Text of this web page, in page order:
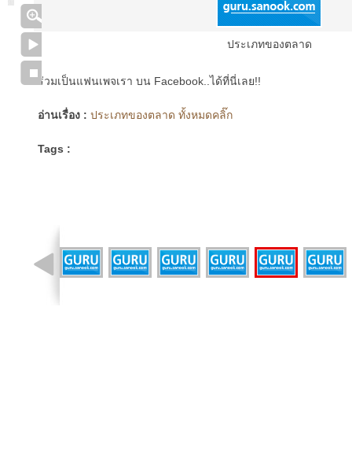
ประเภทของตลาด
ร่วมเป็นแฟนเพจเรา บน Facebook..ได้ที่นี่เลย!!
อ่านเรื่อง : ประเภทของตลาด ทั้งหมดคลิ๊ก
Tags :